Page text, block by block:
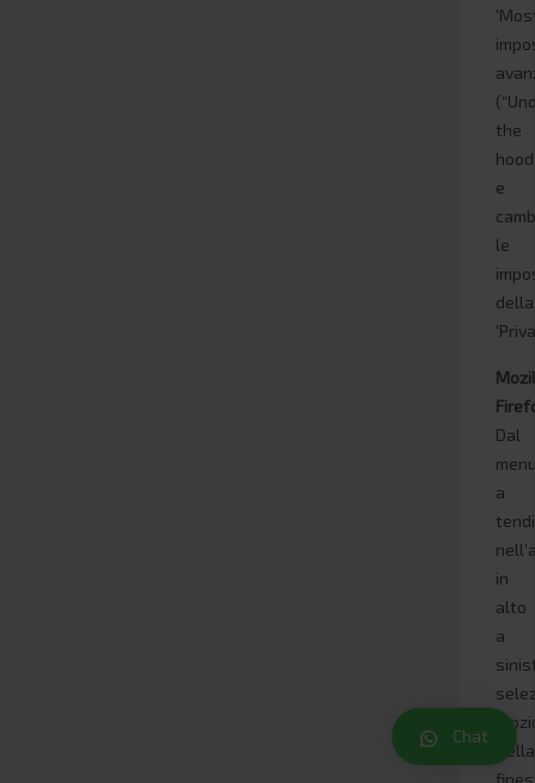
the
e
le
della
Dal
a
in
alto
a
Nella
Chat